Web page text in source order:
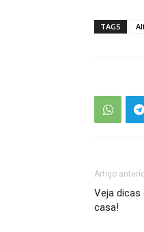
TAGS
Artigo
Veja
casa!